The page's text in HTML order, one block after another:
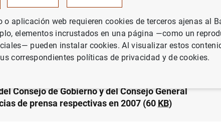
respectivas en 2007
Consejo de Gobierno y del Consejo General
de prensa respectivas en 2007 (60 KB)
aplicación web requieren cookies de terceros ajenas al
elementos incrustados en una página —como un
pueden instalar cookies. Al visualizar estos
correspondientes políticas de privacidad y de cookies.